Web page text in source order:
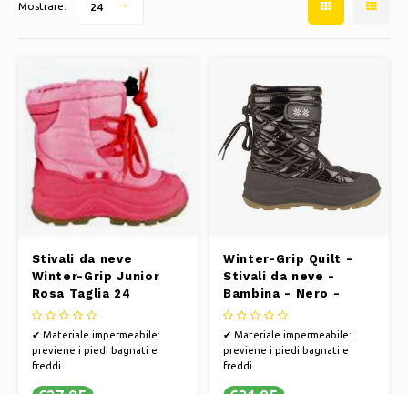
Altro
Cesti, vasi e fioriere
Mobili
Mostrare: 24
Stivali da neve
Winter-Grip Junior
Rosa Taglia 24
✔ Materiale impermeabile:
previene i piedi bagnati e
freddi.
Winter-Grip Quilt -
Stivali da neve -
Bambina - Nero -
Taglia 28
✔ Materiale impermeabile:
previene i piedi bagnati e
freddi.